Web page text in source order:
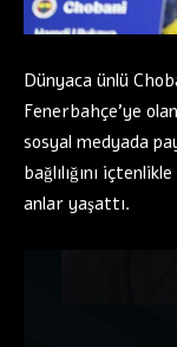
Dünyaca ünlü
Fenerbahçe’ye
sosyal medyada
bağlılığını
anlar yaşattı.